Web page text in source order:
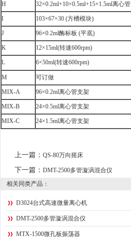
H 32×0.2ml+10×0.5ml+15×1.5ml离心管
I 103×67×30 (方槽模块)
J 96×0.2ml酶标板 (平底)
K 12×15ml(转速600rpm)
L 6×50ml(转速600rpm)
M 可订做
MIX-A 96×0.2ml离心管支架
MIX-B 24×0.5ml离心管支架
MIX-C 24×1.5ml离心管支架
上一篇： QS-80万向摇床
下一篇： DMT-2500多管漩涡混合仪
相关同类产品：
D3024台式高速微量离心机
DMT-2500多管漩涡混合仪
MTX-1500微孔板振荡器